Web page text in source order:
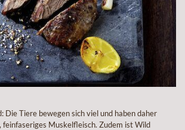
Die Tiere bewegen sich viel und haben daher
feinfaseriges Muskelfleisch. Zudem ist Wild